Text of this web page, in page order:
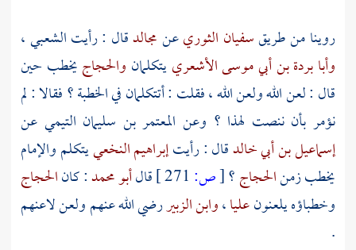
روينا من طريقسفيان الثوريعنمجالدقال : رأيتالشعبي،
وأبا بردة بن أبي موسى الأشعرييتكلمان والحجاجيخطب حين
قال : لعن الله ولعن الله ، فقلت : أتتكلمان في الخطبة ؟ فقالا : لم
نؤمر بأن ننصت لهذا ؟ وعن المعتمر بن سليمان التيمي عن
إسماعيل بن أبي خالدقال : رأيتإبراهيم النخعييتكلم والإمام
يخطب زمنالحجاج؟[ص: قالأبو محمد: كانالحجاج
وخطباؤه يلعنونعليا،وابن الزبيررضي الله عنهم ولعن لاعنهم
.